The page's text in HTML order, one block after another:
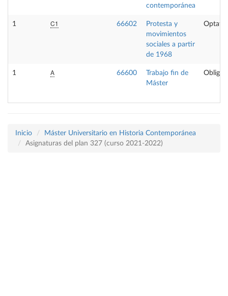
contemporánea
1 C1 66602
Protesta y
movimientos
sociales a partir
de 1968
1 A 66600
Trabajo fin de
Máster
Inicio
Máster Universitario en Historia Contemporánea
Asignaturas del plan 327 (curso 2021-2022)